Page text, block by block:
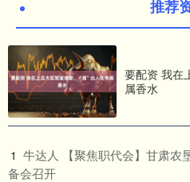
推荐
要配资 我在
属香水
1 牛达人 【聚焦职代会】甘肃农
备会召开